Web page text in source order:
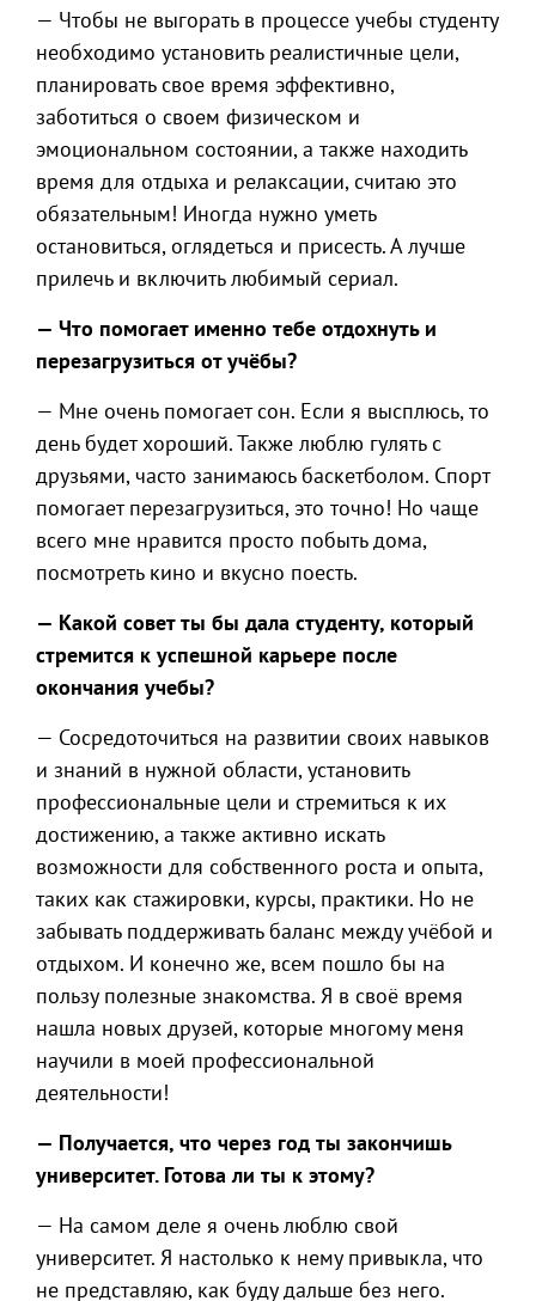
— Чтобы не выгорать в процессе учебы студенту
необходимо установить реалистичные цели,
планировать свое время эффективно,
заботиться о своем физическом и
эмоциональном состоянии, а также находить
время для отдыха и релаксации, считаю это
обязательным! Иногда нужно уметь
остановиться, оглядеться и присесть. А лучше
прилечь и включить любимый сериал.
— Что помогает именно тебе отдохнуть и
перезагрузиться от учёбы?
— Мне очень помогает сон. Если я высплюсь, то
день будет хороший. Также люблю гулять с
друзьями, часто занимаюсь баскетболом. Спорт
помогает перезагрузиться, это точно! Но чаще
всего мне нравится просто побыть дома,
посмотреть кино и вкусно поесть.
— Какой совет ты бы дала студенту, который
стремится к успешной карьере после
окончания учебы?
— Сосредоточиться на развитии своих навыков
и знаний в нужной области, установить
профессиональные цели и стремиться к их
достижению, а также активно искать
возможности для собственного роста и опыта,
таких как стажировки, курсы, практики. Но не
забывать поддерживать баланс между учёбой и
отдыхом. И конечно же, всем пошло бы на
пользу полезные знакомства. Я в своё время
нашла новых друзей, которые многому меня
научили в моей профессиональной
деятельности!
— Получается, что через год ты закончишь
университет. Готова ли ты к этому?
— На самом деле я очень люблю свой
университет. Я настолько к нему привыкла, что
не представляю, как буду дальше без него.